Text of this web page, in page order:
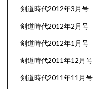
剣道時代2012年3月号
剣道時代2012年2月号
剣道時代2012年1月号
剣道時代2011年12月号
剣道時代2011年11月号